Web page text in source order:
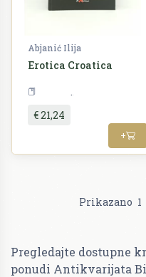
Abjanić Ilija
Erotica Croatica
€ 21,24
+
Prikazano 1
Pregledajte dostupne
ponudi Antikvarijata